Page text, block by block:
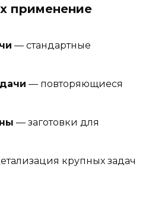
применение
— стандартные
— повторяющиеся
— заготовки для
крупных задач